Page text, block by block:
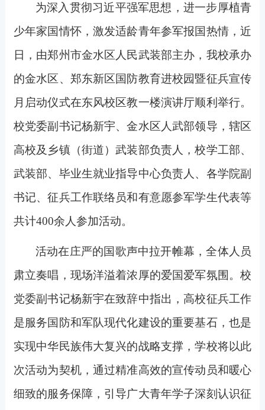
为深入贯彻习近平强军思想，进一步厚植青
少年家国情怀，激发适龄青年参军报国热情，近
日，由郑州市金水区人民武装部主办，我校承办
的金水区、郑东新区国防教育进校园暨征兵宣传
月启动仪式在东风校区教一楼演讲厅顺利举行。
校党委副书记杨新宇、金水区人武部领导，辖区
高校及乡镇（街道）武装部负责人，校学工部、
武装部、毕业生就业指导中心负责人、各学院副
书记、征兵工作联络员和有意愿参军学生代表等
共计400余人参加活动。
活动在庄严的国歌声中拉开帷幕，全体人员
肃立奏唱，现场洋溢着浓厚的爱国爱军氛围。校
党委副书记杨新宇在致辞中指出，高校征兵工作
是服务国防和军队现代化建设的重要基石，也是
实现中华民族伟大复兴的战略支撑，学校将以此
次活动为契机，通过精准高效的宣传动员和暖心
细致的服务保障，引导广大青年学子深刻认识征